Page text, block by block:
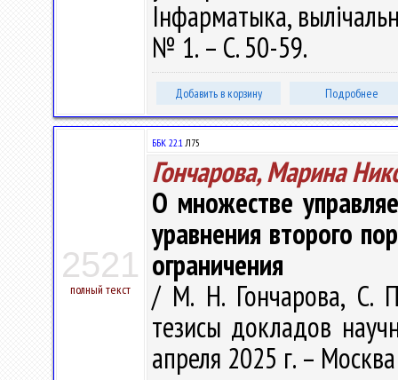
Інфарматыка,
№ 1. – С. 50-59.
Добавить в корзину Подробнее
2521
полный текст
ББК 22.1Л75
Гончарова, Марина
О множестве
уравнения второго
ограничения
/ М. Н. Гончарова, С.
тезисы докладов
апреля 2025 г. –